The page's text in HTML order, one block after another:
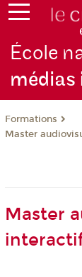
École
médias
Formations
Master
Master